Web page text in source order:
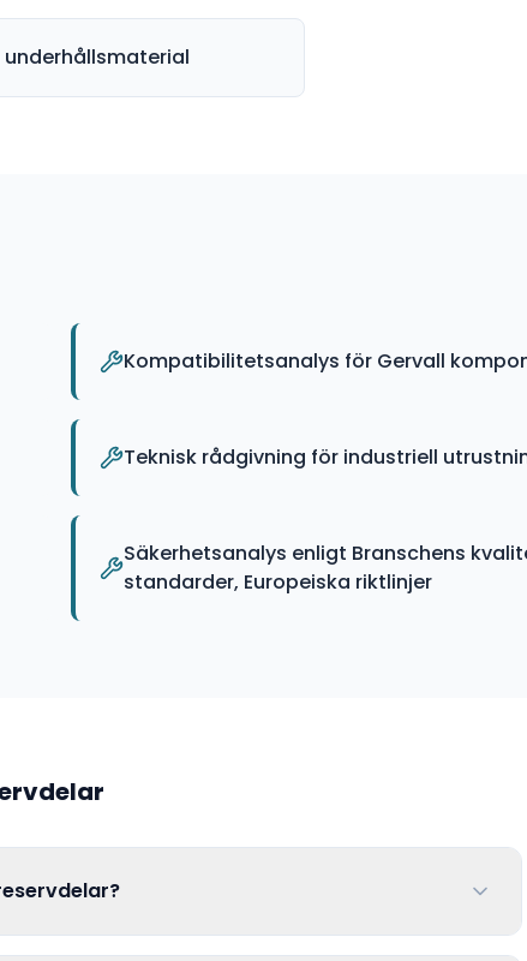
Kompatibilitetsanalys för Gervall
Teknisk rådgivning för industriell
Säkerhetsanalys enligt Branschens
standarder, Europeiska riktlinjer